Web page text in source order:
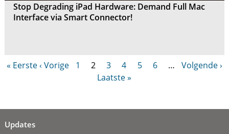
Stop Degrading iPad Hardware: Demand Full Mac
Interface via Smart Connector!
« Eerste‹ Vorige 1 2 3 4 5 6 …
Volgende ›
Laatste »
Updates